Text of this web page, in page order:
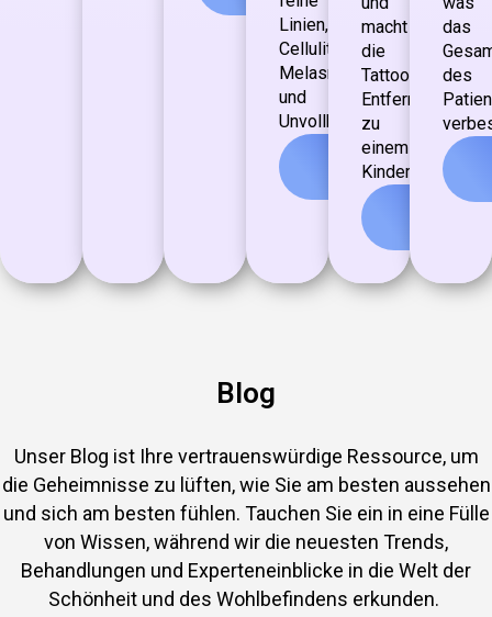
Linien,
Cellulite,
Melasma
und
Unvollkommenheiten...
Mehr
sehen
macht
die
Tattoo-
Entfernung
zu
einem
Kinderspiel...
Mehr
das
des
Blog
Unser Blog ist Ihre vertrauenswürdige Ressource, um
die Geheimnisse zu lüften, wie Sie am besten aussehen
und sich am besten fühlen. Tauchen Sie ein in eine Fülle
von Wissen, während wir die neuesten Trends,
Behandlungen und Experteneinblicke in die Welt der
Schönheit und des Wohlbefindens erkunden.